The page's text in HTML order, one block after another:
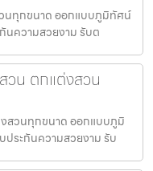
นทุกขนาด ออกแบบภูมิทัศน์
นความสวยงาม รับต
วน ตกแต่งสวน
สวนทุกขนาด ออกแบบภูมิ
ประกันความสวยงาม รับ